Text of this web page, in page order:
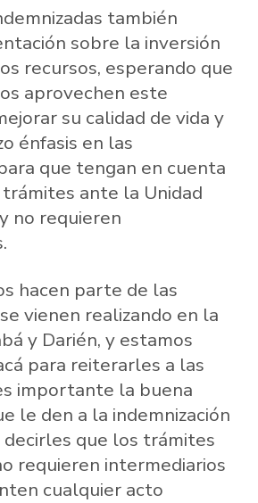
también
sobre la inversión
recursos, esperando que
aprovechen este
su calidad de vida y
énfasis en las
que tengan en cuenta
ante la Unidad
no requieren
hacen parte de las
vienen realizando en la
y Darién, y estamos
para reiterarles a las
importante la buena
le den a la indemnización
decirles que los trámites
requieren intermediarios
cualquier acto